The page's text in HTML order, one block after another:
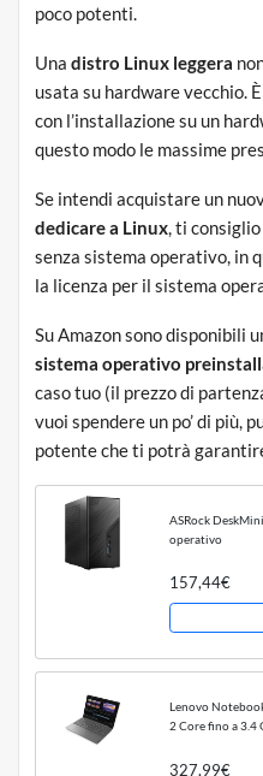
poco potenti.
Una distro Linux leggera
usata su hardware vecchio.
con l’installazione su un
questo modo le massime
Se intendi acquistare un
dedicare a Linux , ti
senza sistema operativo, in
la licenza per il sistema
Su Amazon sonodisponibili
sistema operativo
caso tuo (il prezzo di
vuoi spendere un po’ di più,
potente che ti potrà
ASRock
operativo
157,44€
Lenovo
2 Core fino a 3.4
327,99€